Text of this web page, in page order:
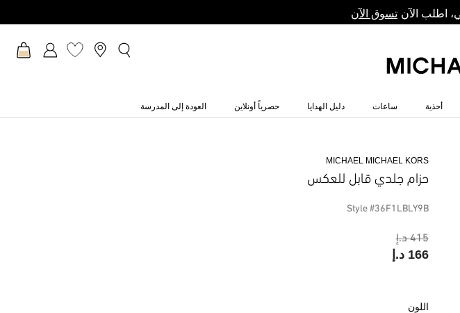
اطلب الآن تسوق الآن
أحذية ساعات دليل الهدايا حصرياً أونلاين العودة إلى المدرسة
MICHAEL MICHAEL KORS
حزام جلدي قابل للعكس
Style #36F1LBLY9B
415 د.إ
166 د.إ
اللون